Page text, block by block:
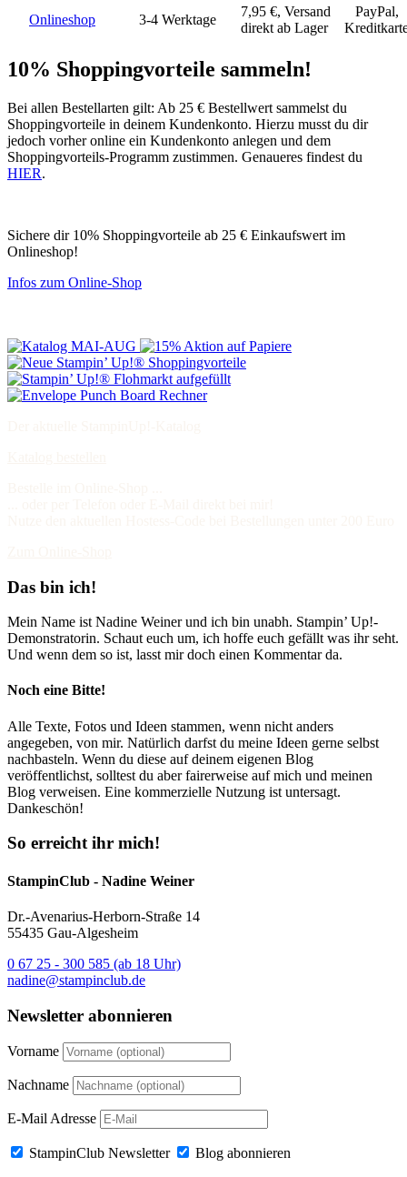
Onlineshop 3-4 Werktage
7,95 €, Versand
direkt ab Lager
PayPal,
10% Shoppingvorteile sammeln!
Bei allen Bestellarten gilt: Ab 25 € Bestellwert sammelst du
Shoppingvorteile in deinem Kundenkonto. Hierzu musst du dir
jedoch vorher online ein Kundenkonto anlegen und dem
Shoppingvorteils-Programm zustimmen. Genaueres findest du
HIER.
Sichere dir 10% Shoppingvorteile ab 25 € Einkaufswert im
Onlineshop!
Infos zum Online-Shop
Das bin ich!
Mein Name ist Nadine Weiner und ich bin unabh. Stampin’ Up!-
Demonstratorin. Schaut euch um, ich hoffe euch gefällt was ihr seht.
Und wenn dem so ist, lasst mir doch einen Kommentar da.
Noch eine Bitte!
Alle Texte, Fotos und Ideen stammen, wenn nicht anders
angegeben, von mir. Natürlich darfst du meine Ideen gerne selbst
nachbasteln. Wenn du diese auf deinem eigenen Blog
veröffentlichst, solltest du aber fairerweise auf mich und meinen
Blog verweisen. Eine kommerzielle Nutzung ist untersagt.
Dankeschön!
So erreicht ihr mich!
StampinClub - Nadine Weiner
Dr.-Avenarius-Herborn-Straße 14
55435 Gau-Algesheim
0 67 25 - 300 585 (ab 18 Uhr)
nadine@stampinclub.de
Newsletter abonnieren
Vorname
Nachname
E-Mail Adresse
StampinClub Newsletter Blog abonnieren